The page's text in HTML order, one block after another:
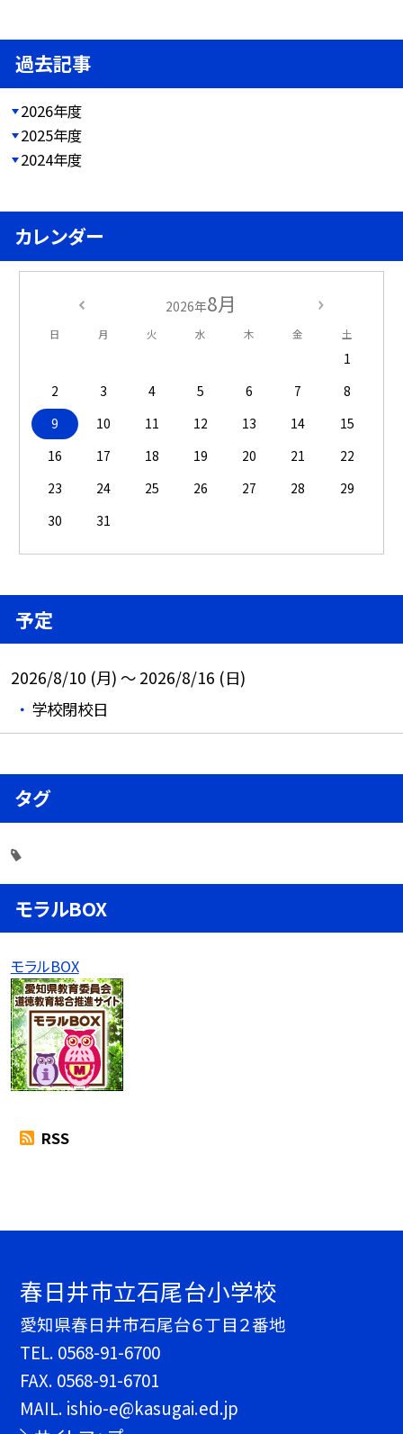
過去記事
2026年度
2025年度
2024年度
カレンダー
2026年8月
日 月 火 水 木 金 土
1
2
3 4 5 6 7
8
9
10 11 12 13 14
15
16
17 18 19 20 21
22
23
24 25 26 27 28
29
30
31
予定
2026/8/10 (月) ～ 2026/8/16 (日)
学校閉校日
タグ
モラルBOX
モラルBOX
RSS
春日井市立石尾台小学校
愛知県春日井市石尾台６丁目２番地
TEL. 0568-91-6700
FAX. 0568-91-6701
MAIL. ishio-e@kasugai.ed.jp